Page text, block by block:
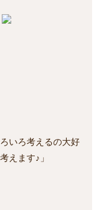
いろ考えるの大好
えます♪」